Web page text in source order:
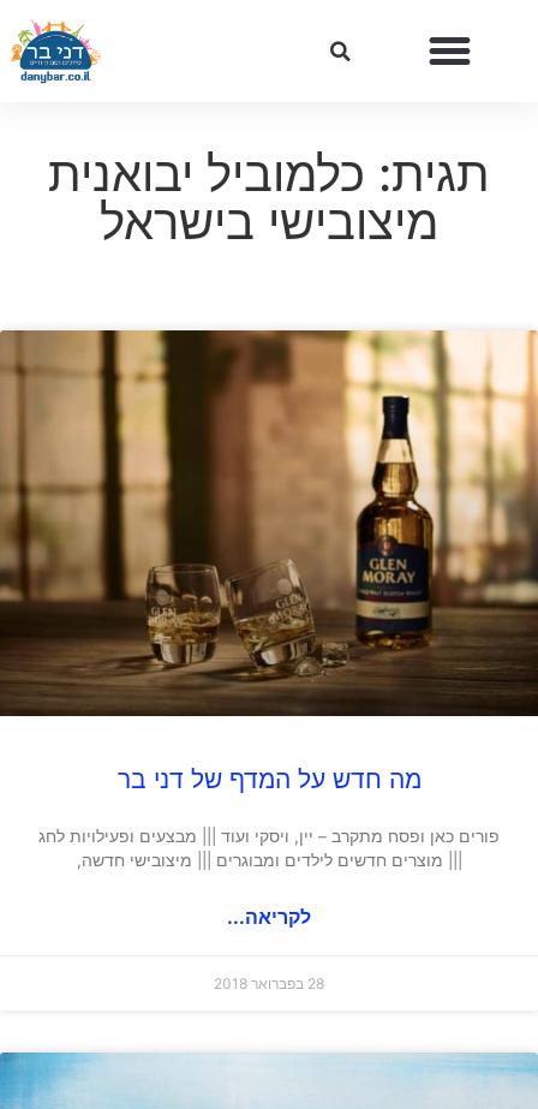
תגית: כלמוביל יבואנית
מיצובישי בישראל
מה חדש על המדף של דני בר
פורים כאן ופסח מתקרב – יין, ויסקי ועוד ||| מבצעים ופעילויות לחג
||| מוצרים חדשים לילדים ומבוגרים ||| מיצובישי חדשה,
לקריאה...
28 בפברואר 2018